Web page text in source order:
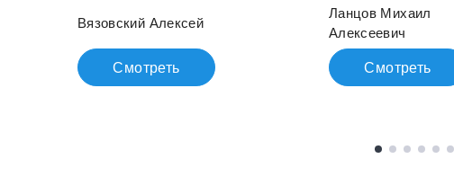
Вязовский Алексей
Смотреть
Ланцов Михаил
Алексеевич
Смотреть